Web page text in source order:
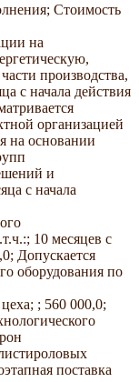
Стоимость
на
производства,
с начала действия
организацией
на основании
и
с начала
10 месяцев с
Допускается
оборудования по
; 560 000,0;
поставка